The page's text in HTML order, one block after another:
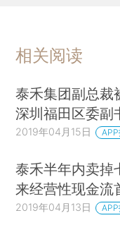
相关阅读
泰禾集团副总裁
深圳福田区委副
2019年04月15日
泰禾半年内卖掉
来经营性现金流
2019年04月13日